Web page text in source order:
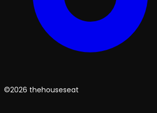
©2026 thehouseseat